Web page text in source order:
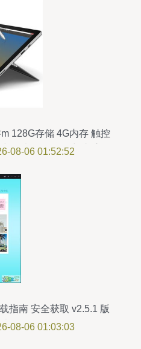
128G存储 4G内存 触控
创意绘图的得力助手
08-06 01:52:52
指南 安全获取 v2.5.1 版
本08-06 01:03:03